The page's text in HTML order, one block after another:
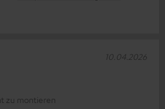
zu montieren
10.04.2026